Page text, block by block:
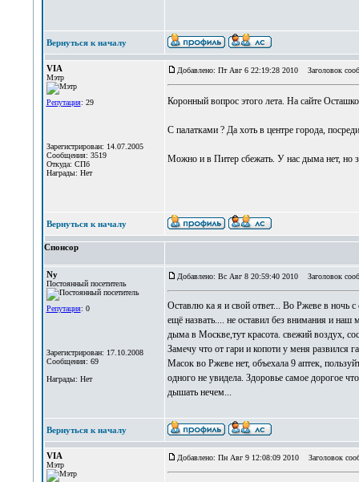
Вернуться к началу
VIA
Мэтр
Репутация: 29
Зарегистрирован: 14.07.2005
Сообщения: 3519
Откуда: СПб
Награды: Нет
Добавлено: Пт Авг 6 22:19:28 2010 Заголовок
Коронный вопрос этого лета. На сайте
С палатками ? Да хоть в центре города,
Можно и в Питер сбежать. У нас дыма нет, но
Вернуться к началу
Спонсор
Ny
Постоянный посетитель
Репутация: 0
Зарегистрирован: 17.10.2008
Сообщения: 69
Награды: Нет
Добавлено: Вс Авг 8 20:59:40 2010 Заголовок
Оставлю ка я и свой ответ... Во Ржеве в ночь с
ещё назвать.... не оставил без внимания и
дыма в Москве,тут красота. свежий воздух,
Замечу что от гари и копоти у меня
Масок во Ржеве нет, объехала 9 аптек,
одного не увидела. Здоровье самое дорогое
дышать нечем...
Вернуться к началу
VIA
Мэтр
Добавлено: Пн Авг 9 12:08:09 2010 Заголовок